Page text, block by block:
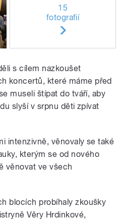
15
fotografií
s cílem nazkoušet
koncertů, které máme před
museli štípat do tváří, aby
slyší v srpnu děti zpívat
intenzivně, věnovaly se také
kterým se od nového
věnovat ve všech
blocích probíhaly zkoušky
Věry Hrdinkové,